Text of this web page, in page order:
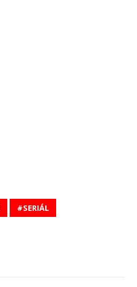
SERIÁL